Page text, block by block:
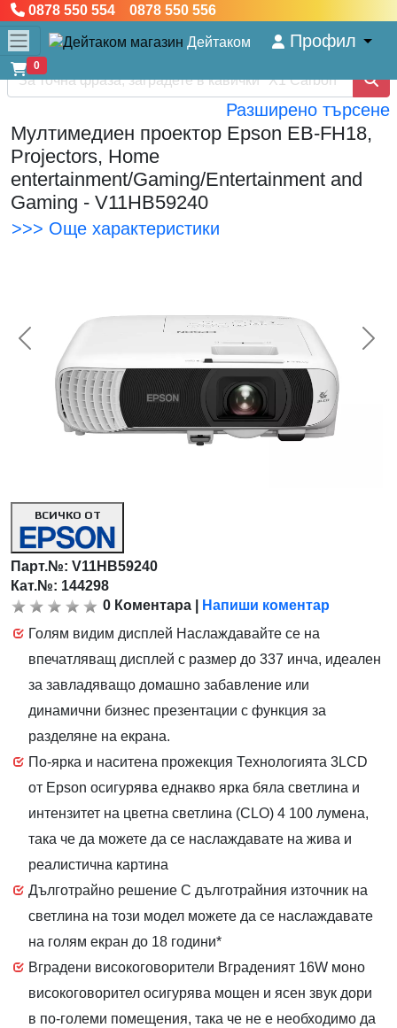
0878 550 554 0878 550 556
Дейтаком Профил
0
Разширено търсене
Мултимедиен проектор Epson EB-FH18,
Projectors, Home
entertainment/Gaming/Entertainment and
Gaming - V11HB59240
>>> Още характеристики
<< Предишна
ВСИЧКО ОТ
Парт.№:V11HB59240
Кат.№: 144298
0 Коментара
Напиши коментар
Голям видим дисплей Наслаждавайте се на
впечатляващ дисплей с размер до 337 инча, идеален
за завладяващо домашно забавление или
динамични бизнес презентации с функция за
разделяне на екрана.
По-ярка и наситена прожекция Технологията 3LCD
от Epson осигурява еднакво ярка бяла светлина и
интензитет на цветна светлина (CLO) 4 100 лумена,
така че да можете да се наслаждавате на жива и
реалистична картина
Дълготрайно решение С дълготрайния източник на
светлина на този модел можете да се наслаждавате
на голям екран до 18 години*
Вградени високоговорители Вграденият 16W моно
високоговорител осигурява мощен и ясен звук дори
в по-големи помещения, така че не е необходимо да